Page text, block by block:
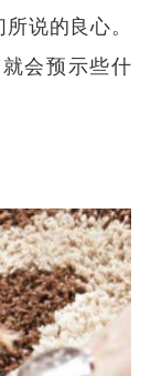
说的良心。
会预示些什